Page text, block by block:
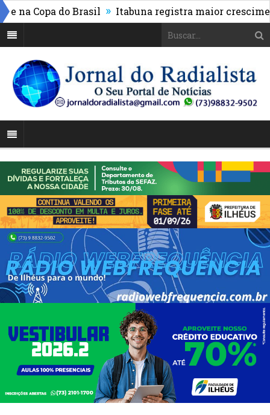
do Brasil » Itabuna registra maior crescimento